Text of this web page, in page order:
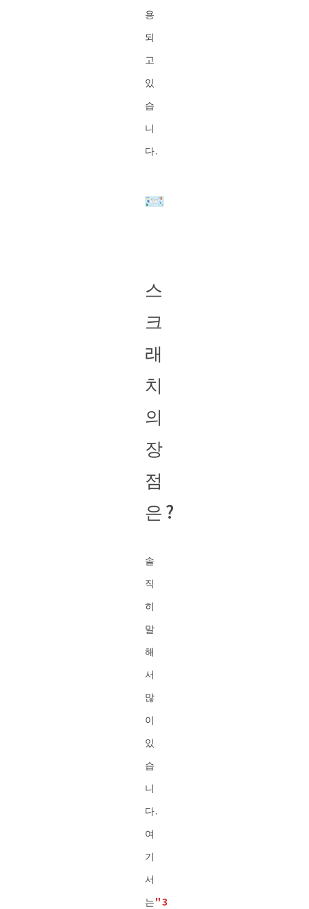
용
되
고
있
습
니
다.
스
크
래
치
의
장
점
은?
솔
직
히
말
해
서
많
이
있
습
니
다.
여
기
서
는"3